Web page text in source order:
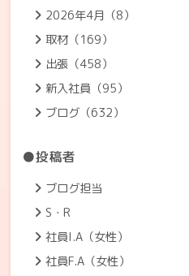
2026年4月（8）
取材（169）
出張（458）
新入社員（95）
ブログ（632）
●投稿者
ブログ担当
S・R
社員I.A（女性）
社員F.A（女性）